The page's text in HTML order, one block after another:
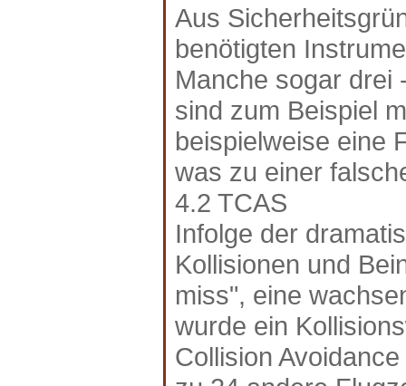
Aus
benötigten
Manche sogar drei
sind zum Beispiel
beispielweise eine
was zu einer
4.2 TCAS
Infolge der
Kollisionen und
miss", eine
wurde ein
Collision